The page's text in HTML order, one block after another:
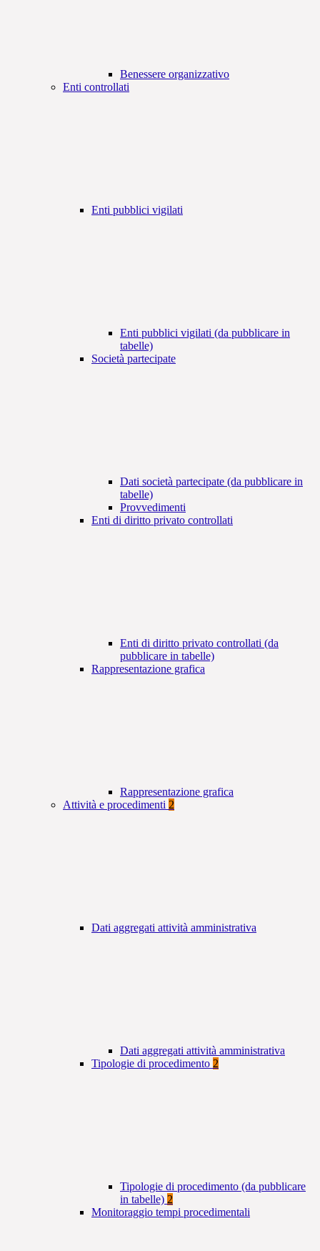
Benessere organizzativo
Enti controllati
Enti pubblici vigilati
Enti pubblici vigilati (da pubblicare in
tabelle)
Società partecipate
Dati società partecipate (da pubblicare in
tabelle)
Provvedimenti
Enti di diritto privato controllati
Enti di diritto privato controllati (da
pubblicare in tabelle)
Rappresentazione grafica
Rappresentazione grafica
Attività e procedimenti 2
Dati aggregati attività amministrativa
Dati aggregati attività amministrativa
Tipologie di procedimento 2
Tipologie di procedimento (da pubblicare
in tabelle) 2
Monitoraggio tempi procedimentali